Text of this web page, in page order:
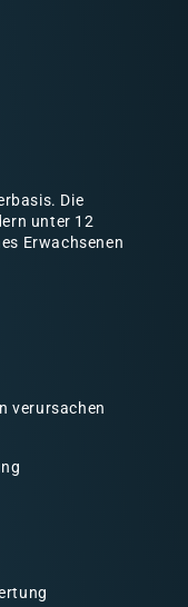
Die
unter 12
Erwachsenen
verursachen